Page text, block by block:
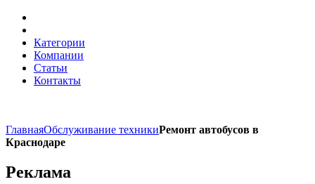
Категории
Компании
Статьи
Контакты
ГлавнаяОбслуживание техникиРемонт автобусов в
Краснодаре
Реклама